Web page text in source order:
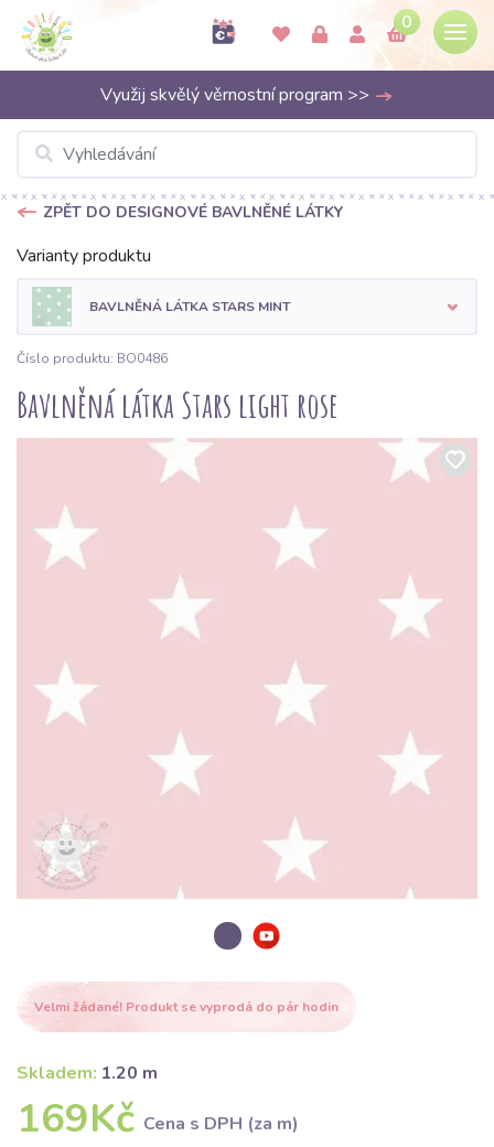
0
Využij skvělý věrnostní program >>
ZPĚT DO DESIGNOVÉ BAVLNĚNÉ LÁTKY
Varianty produktu
BAVLNĚNÁ LÁTKA STARS MINT
Číslo produktu: BO0486
Bavlněná látka Stars light rose
Velmi žádané! Produkt se vyprodá do pár hodin
Skladem: 1.20 m
169Kč Cena s DPH (za m)